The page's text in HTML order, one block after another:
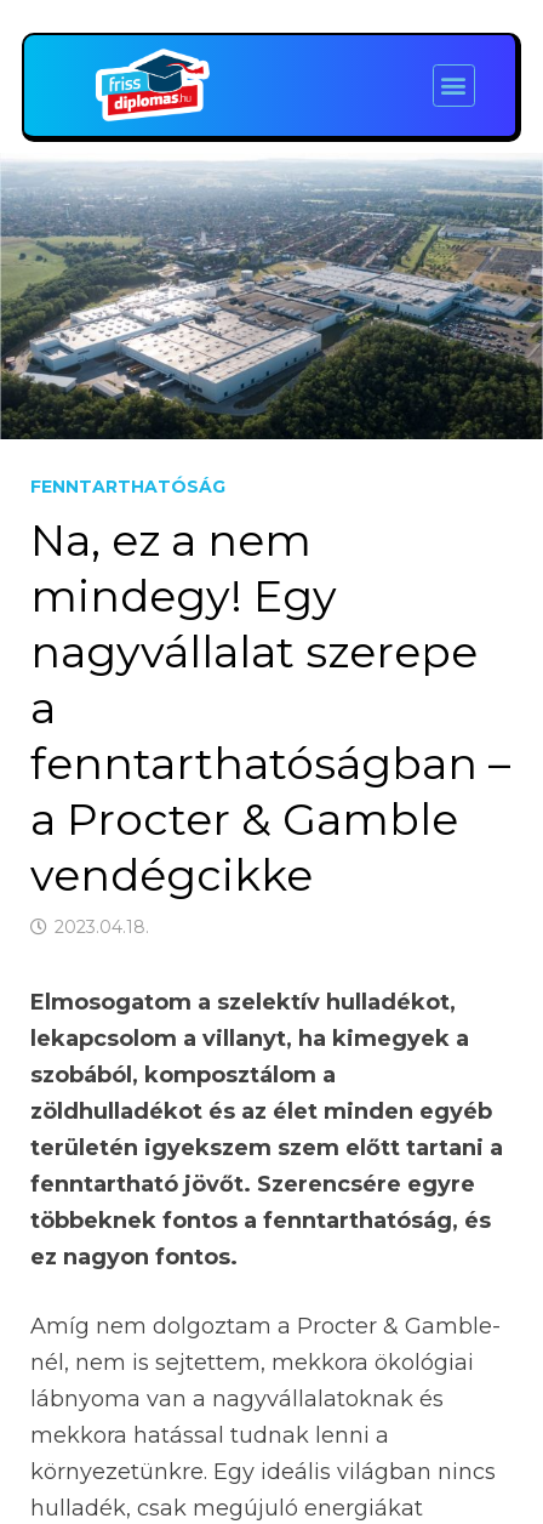
FENNTARTHATÓSÁG
Na, ez a nem
mindegy! Egy
nagyvállalat szerepe
a
fenntarthatóságban –
a Procter & Gamble
vendégcikke
2023.04.18.
Elmosogatom a szelektív hulladékot,
lekapcsolom a villanyt, ha kimegyek a
szobából, komposztálom a
zöldhulladékot és az élet minden egyéb
területén igyekszem szem előtt tartani a
fenntartható jövőt. Szerencsére egyre
többeknek fontos a fenntarthatóság, és
ez nagyon fontos.
Amíg nem dolgoztam a Procter & Gamble-
nél, nem is sejtettem, mekkora ökológiai
lábnyoma van a nagyvállalatoknak és
mekkora hatással tudnak lenni a
környezetünkre. Egy ideális világban nincs
hulladék, csak megújuló energiákat